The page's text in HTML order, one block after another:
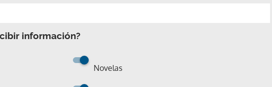
información?
Novelas